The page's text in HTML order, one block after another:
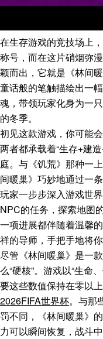
在生存游戏的竞技场上
称号，而在这片硝烟弥
颖而出，它就是《林间
童话般的笔触描绘出一
魂，带领玩家化身为一
的冬季。
初见这款游戏，你可能
两者都承载着“生存+建
庭。与《饥荒》那种一
间暖巢》巧妙地通过一
玩家一步步深入游戏世
NPC的任务，探索地图
一项进展都伴随着温馨
祥的导师，手把手地将
尽管《林间暖巢》是一
么“硬核”。游戏以“生命
要这些数值保持在零以
2026FIFA世界杯。与那
罚不同，《林间暖巢》
力可以瞬间恢复，战斗